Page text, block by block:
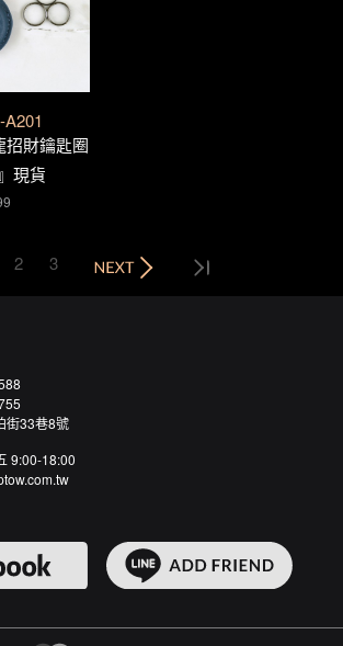
招財鑰匙圈
現貨
2 3
街33巷8號
9:00-18:00